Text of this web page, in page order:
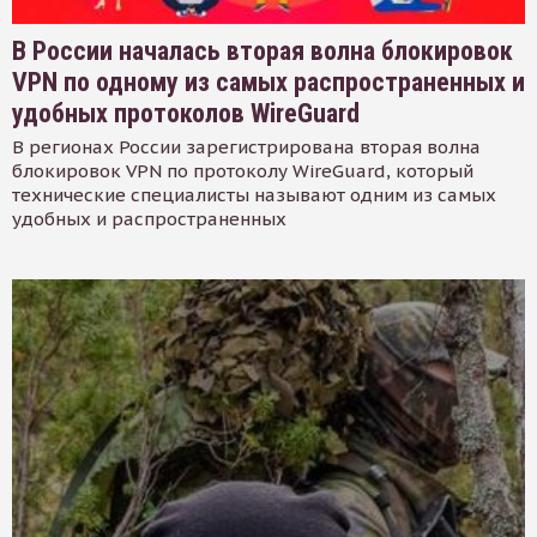
В России началась вторая волна блокировок
VPN по одному из самых распространенных и
удобных протоколов WireGuard
В регионах России зарегистрирована вторая волна
блокировок VPN по протоколу WireGuard, который
технические специалисты называют одним из самых
удобных и распространенных